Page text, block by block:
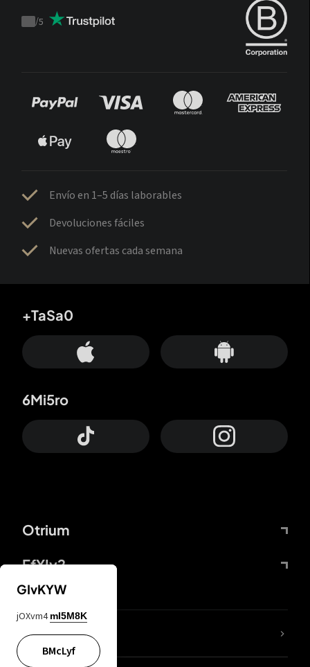
Trustpilot
/5
Envío en 1–5 días laborables
Devoluciones fáciles
Nuevas ofertas cada semana
Otrium
FfYIy2
+TaSa0
6Mi5ro
65A04M
GIvKYW
jOXvm4 mI5M8K
BMcLyf